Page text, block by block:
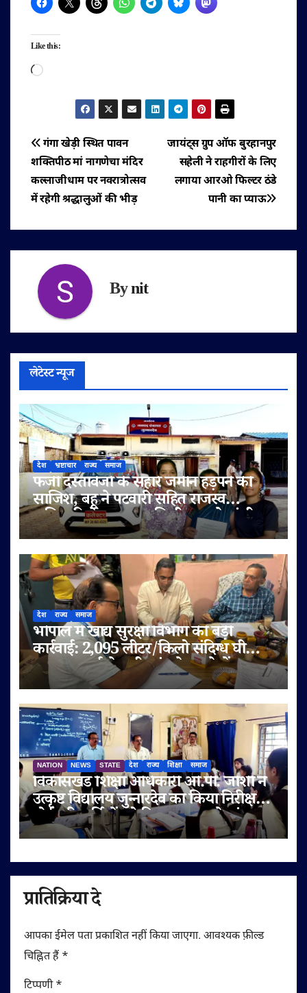
Like this:
Loading…
पोस्ट
नेविगेशन
जायंट्स ग्रुप ऑफ बुरहानपुर
सहेली ने राहगीरों के लिए
लगाया आरओ फिल्टर ठंडे
पानी का प्याऊ
गंगा खेड़ी स्थित पावन
शक्तिपीठ मां नागणेचा मंदिर
कल्लाजीधाम पर नवरात्रोत्सव
में रहेगी श्रद्धालुओं की भीड़
Bynit
लेटेस्ट न्यूज
देश भ्रष्टाचार राज्य समाज
फर्जी दस्तावेजों के सहारे जमीन हड़पने की
साजिश, बहू ने पटवारी सहित राजस्व
अधिकारियों पर लगाए मिलीभगत के गंभीर
आरोप
देश राज्य समाज
भोपाल में खाद्य सुरक्षा विभाग की बड़ी
कार्रवाई: 2,095 लीटर/किलो संदिग्ध घी
जब्त, सप्लाई चेन भी जांच के दायरे में
NATION NEWS STATE देश राज्य शिक्षा समाज
विकासखंड शिक्षा अधिकारी ओ.पी. जोशी ने
उत्कृष्ट विद्यालय जुन्नारदेव का किया निरीक्षण,
बोर्ड परीक्षार्थियों को दिए सफलता के मंत्र
प्रातिक्रिया दे
आपका ईमेल पता प्रकाशित नहीं किया जाएगा. आवश्यक फ़ील्ड
चिह्नित हैं *
टिप्पणी*